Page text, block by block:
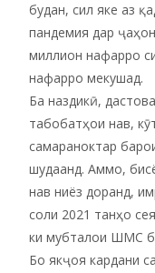
будан, сил яке аз
пандемия дар
миллион нафарро
нафарро мекушад.
Ба наздикӣ,
табобатҳои нав,
самараноктар
шудаанд. Аммо,
нав ниёз доранд,
соли 2021 танҳо
ки мубталои ШМС
Бо якҷоя кардани